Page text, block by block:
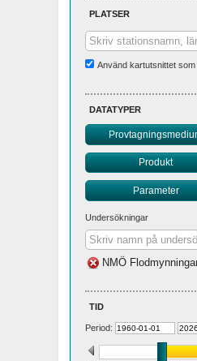
platser
Använd kartutsnittet
datatyper
Produkt
Parameter
Undersökningar
NMÖ
tid
Period: